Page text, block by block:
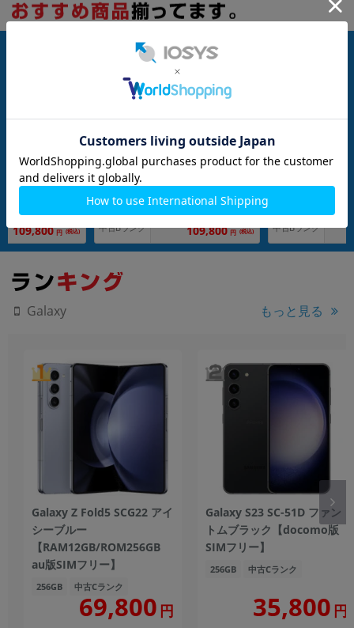
付属)
109,800 円 (税込)
Galaxy S24 Ultra SC-52E 256GB チ
タニウムグレー【docomo版 SIMフ
リー】
メーカー：SAMSUNG
発売日：2024/04
付属品: 本体のみ(Sペン付属)
在庫数：91
中古Bランク 109,800 円 (税込)
フリー】
メーカー：SAMSUNG
付属品: 本体のみ(Sペ
中古Bランク
Galaxy もっと見る
Galaxy Z Fold5 SCG22 アイ
シーブルー
【RAM12GB/ROM256GB
au版SIMフリー】
256GB 中古Cランク
69,800 円
Galaxy S23 SC-51D ファン
トムブラック【docomo版
SIMフリー】
256GB 中古Cランク
35,800 円